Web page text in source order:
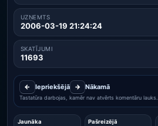
UZŅEMTS
2006-03-19 21:24:24
SKATĪJUMI
11693
← Iepriekšējā → Nākamā
Tastatūra darbojas, kamēr nav atvērts komentāru lauks.
Jaunāka Pašreizējā